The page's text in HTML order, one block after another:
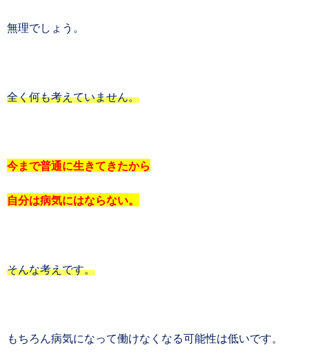
無理でしょう。
全く何も考えていません。
今まで普通に生きてきたから
自分は病気にはならない。
そんな考えです。
もちろん病気になって働けなくなる可能性は低いです。